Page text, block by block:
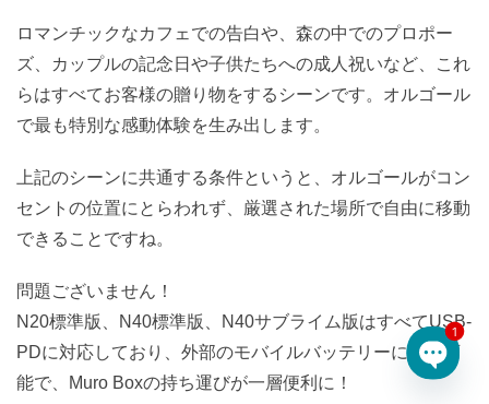
ロマンチックなカフェでの告白や、森の中でのプロポー
ズ、カップルの記念日や子供たちへの成人祝いなど、これ
らはすべてお客様の贈り物をするシーンです。オルゴール
で最も特別な感動体験を生み出します。
上記のシーンに共通する条件というと、オルゴールがコン
セントの位置にとらわれず、厳選された場所で自由に移動
できることですね。
問題ございません！
N20標準版、N40標準版、N40サブライム版はすべてUSB-
PDに対応しており、外部のモバイルバッテリーに接続可
能で、Muro Boxの持ち運びが一層便利に！
1